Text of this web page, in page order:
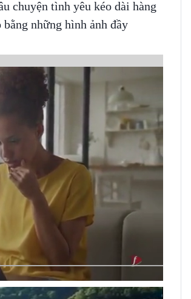
chuyện tình yêu kéo dài hàng
những hình ảnh đầy